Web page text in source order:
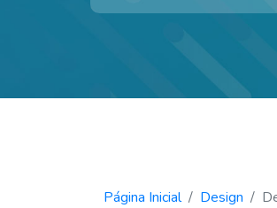
Página Inicial Design